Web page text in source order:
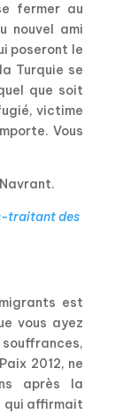
fermer au
nouvel ami
poseront le
Turquie se
que soit
victime
Vous
traitant des
est
vous ayez
2012, ne
après la
qui affirmait